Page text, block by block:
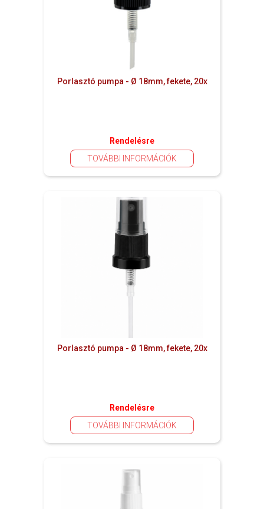
Porlasztó pumpa - Ø 18mm, fekete, 20x
Rendelésre
TOVÁBBI INFORMÁCIÓK
Porlasztó pumpa - Ø 18mm, fekete, 20x
Rendelésre
TOVÁBBI INFORMÁCIÓK